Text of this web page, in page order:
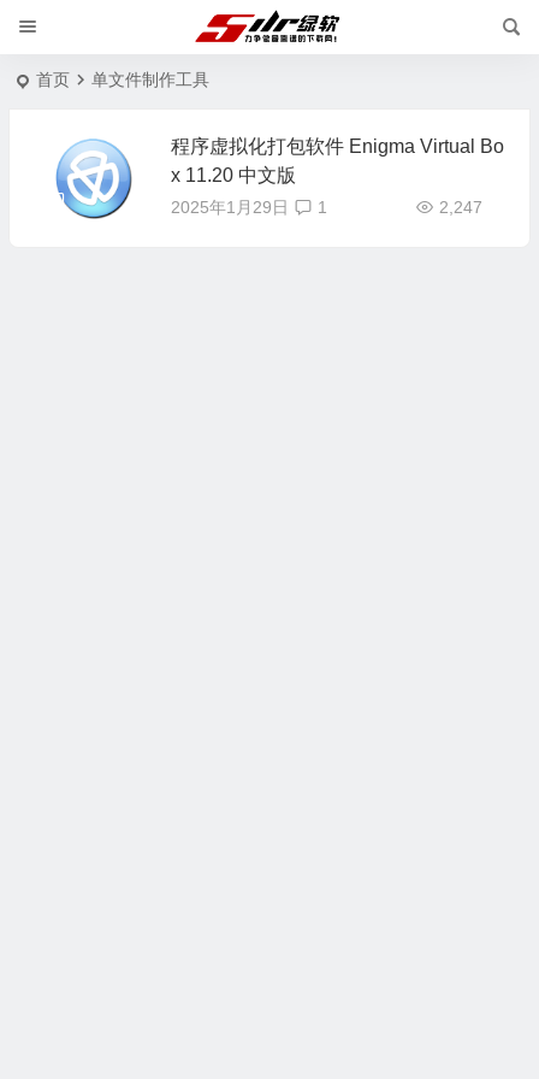
首页 单文件制作工具
程序虚拟化打包软件 Enigma Virtual Bo
x 11.20 中文版
2025年1月29日 2,247
1